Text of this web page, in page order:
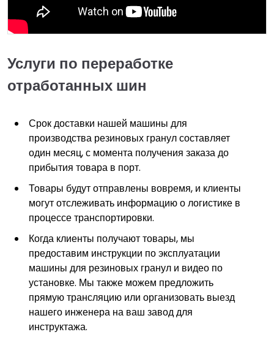
Услуги по переработке
отработанных шин
Срок доставки нашей машины для
производства резиновых гранул составляет
один месяц, с момента получения заказа до
прибытия товара в порт.
Товары будут отправлены вовремя, и клиенты
могут отслеживать информацию о логистике в
процессе транспортировки.
Когда клиенты получают товары, мы
предоставим инструкции по эксплуатации
машины для резиновых гранул и видео по
установке. Мы также можем предложить
прямую трансляцию или организовать выезд
нашего инженера на ваш завод для
инструктажа.